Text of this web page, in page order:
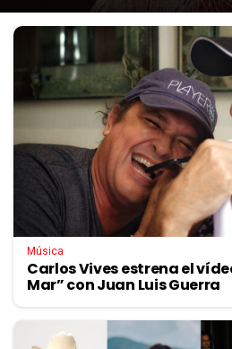
Música
Carlos Vives estrena el
Mar” con Juan Luis Guerra